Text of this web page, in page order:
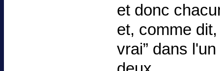
et donc
et, comme dit,
vrai” dans